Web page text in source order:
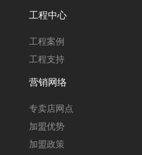
工程中心
工程案例
工程支持
营销网络
专卖店网点
加盟优势
加盟政策